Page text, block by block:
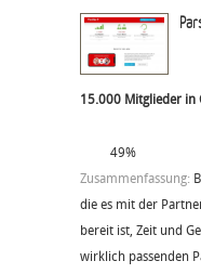
15.000 Mitglieder in
49%
Zusammenfassung:
die es mit der
bereit ist, Zeit und
wirklich passenden